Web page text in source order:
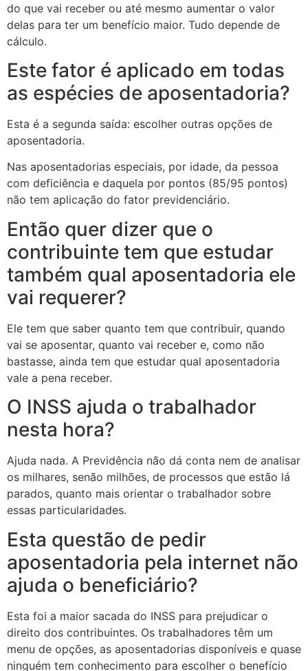
do que vai receber ou até mesmo aumentar o valor
delas para ter um benefício maior. Tudo depende de
cálculo.
Este fator é aplicado em todas
as espécies de aposentadoria?
Esta é a segunda saída: escolher outras opções de
aposentadoria.
Nas aposentadorias especiais, por idade, da pessoa
com deficiência e daquela por pontos (85/95 pontos)
não tem aplicação do fator previdenciário.
Então quer dizer que o
contribuinte tem que estudar
também qual aposentadoria ele
vai requerer?
Ele tem que saber quanto tem que contribuir, quando
vai se aposentar, quanto vai receber e, como não
bastasse, ainda tem que estudar qual aposentadoria
vale a pena receber.
O INSS ajuda o trabalhador
nesta hora?
Ajuda nada. A Previdência não dá conta nem de analisar
os milhares, senão milhões, de processos que estão lá
parados, quanto mais orientar o trabalhador sobre
essas particularidades.
Esta questão de pedir
aposentadoria pela internet não
ajuda o beneficiário?
Esta foi a maior sacada do INSS para prejudicar o
direito dos contribuintes. Os trabalhadores têm um
menu de opções, as aposentadorias disponíveis e quase
ninguém tem conhecimento para escolher o benefício